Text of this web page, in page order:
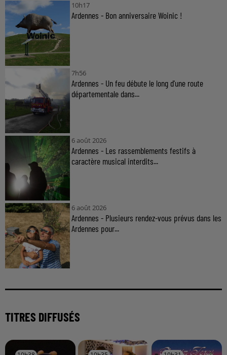
10h17
Ardennes - Bon anniversaire Woinic !
7h56
Ardennes - Un feu débute le long d'une route
départementale dans...
6 août 2026
Ardennes - Les rassemblements festifs à
caractère musical interdits...
6 août 2026
Ardennes - Plusieurs rendez-vous prévus dans les
Ardennes pour...
TITRES DIFFUSÉS